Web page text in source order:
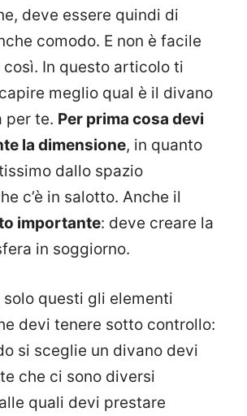
deve essere quindi di
comodo. E non è facile
In questo articolo ti
meglio qual è il divano
per te. Per prima cosa devi
la dimensione, in quanto
dallo spazio
c’è in salotto. Anche il
importante: deve creare la
in soggiorno.
solo questi gli elementi
devi tenere sotto controllo:
si sceglie un divano devi
che ci sono diversi
quali devi prestare